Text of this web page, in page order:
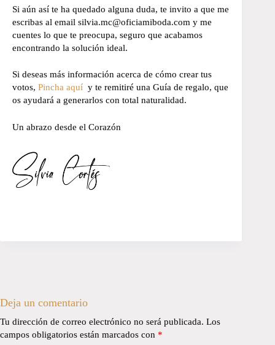
Si aún así te ha quedado alguna duda, te invito a que me
escribas al email silvia.mc@oficiamiboda.com y me
cuentes lo que te preocupa, seguro que acabamos
encontrando la solución ideal.
Si deseas más información acerca de cómo crear tus
votos, Pincha aquí y te remitiré una Guía de regalo, que
os ayudará a generarlos con total naturalidad.
Un abrazo desde el Corazón
Deja un comentario
Tu dirección de correo electrónico no será publicada. Los
campos obligatorios están marcados con *